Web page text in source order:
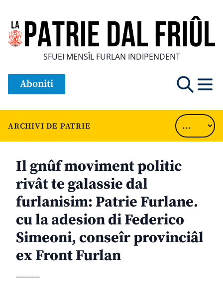
SFUEI MENSÎL FURLAN INDIPENDENT
Aboniti
ARCHIVI DE PATRIE
Il gnûf moviment politic
rivât te galassie dal
furlanisim: Patrie Furlane.
cu la adesion di Federico
Simeoni, conseîr provinciâl
ex Front Furlan
............